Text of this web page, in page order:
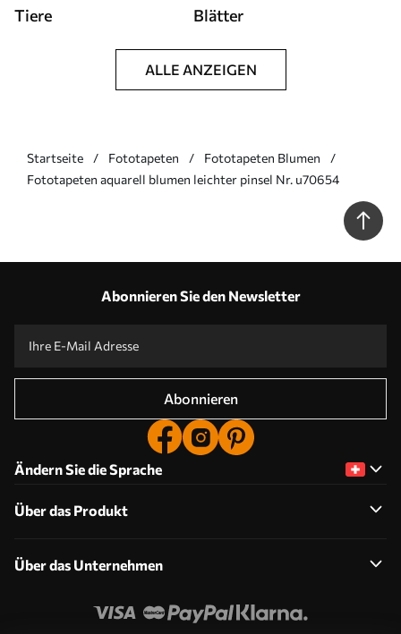
Tiere Blätter
ALLE ANZEIGEN
Startseite Fototapeten
Fototapeten Blumen
Fototapeten aquarell blumen leichter pinsel Nr. u70654
Abonnieren Sie den Newsletter
Abonnieren
Ändern Sie die Sprache
Über das Produkt
Über das Unternehmen